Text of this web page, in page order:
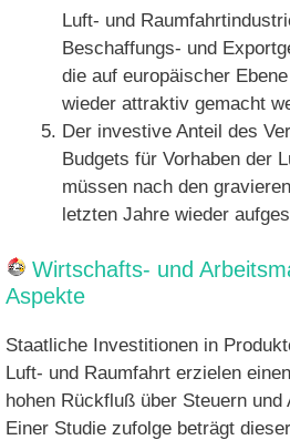
Luft- und
Beschaffungs- und
die auf europäischer
wieder attraktiv gemacht
Der investive Anteil des
Budgets für Vorhaben der
müssen nach den
letzten Jahre wieder
Wirtschafts- und
Aspekte
Staatliche Investitionen in
Luft- und Raumfahrt erzielen
hohen Rückfluß über Steuern und
Einer Studie zufolge beträgt